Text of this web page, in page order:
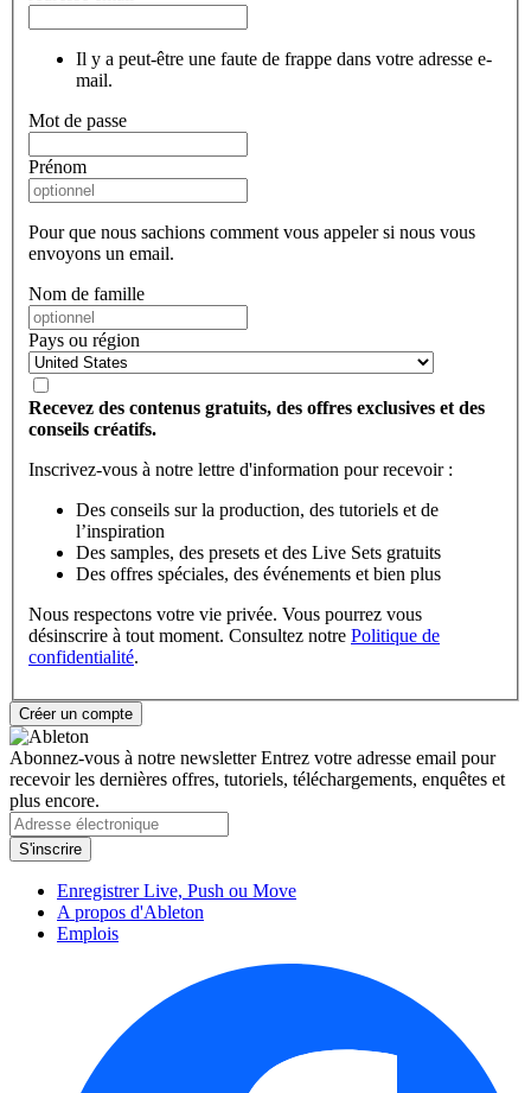
Il y a peut-être une faute de frappe dans votre adresse e-
mail.
Mot de passe
Prénom
Pour que nous sachions comment vous appeler si nous vous
envoyons un email.
Nom de famille
Pays ou région
Recevez des contenus gratuits, des offres exclusives et des
conseils créatifs.
Inscrivez-vous à notre lettre d'information pour recevoir :
Des conseils sur la production, des tutoriels et de
l’inspiration
Des samples, des presets et des Live Sets gratuits
Des offres spéciales, des événements et bien plus
Nous respectons votre vie privée. Vous pourrez vous
désinscrire à tout moment. Consultez notre Politique de
confidentialité.
Abonnez-vous à notre newsletterEntrez votre adresse email pour
recevoir les dernières offres, tutoriels, téléchargements, enquêtes et
plus encore.
Enregistrer Live, Push ou Move
A propos d'Ableton
Emplois